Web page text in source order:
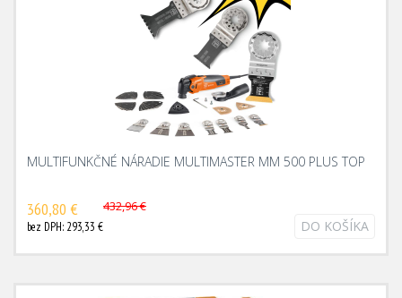
MULTIFUNKČNÉ NÁRADIE MULTIMASTER MM 500 PLUS TOP
360,80 €
bez DPH: 293,33 €
432,96 €
DO KOŠÍKA